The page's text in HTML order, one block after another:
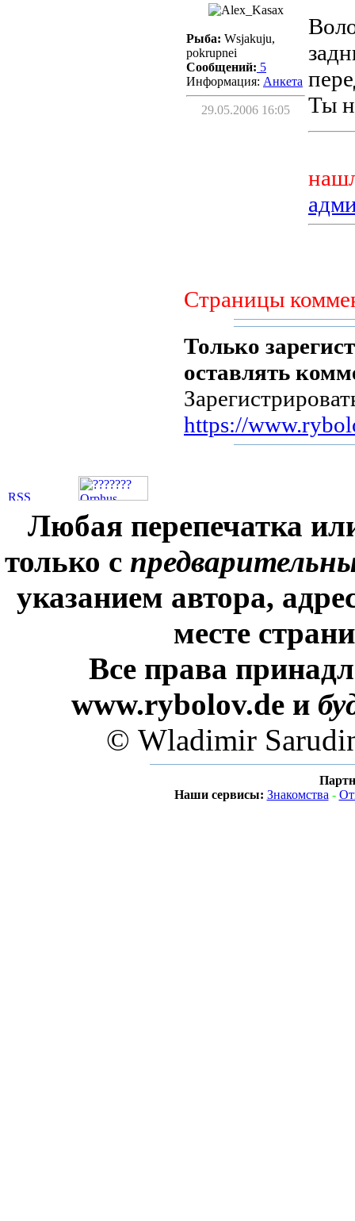
Рыба: Wsjakuju,
pokrupnei
Сообщений: 5
Информация: Aнкета
29.05.2006 16:05
Ты
Страницы
Только
оставлять
https://
Любая перепечатка
только с
указанием автора,
месте
Все права
www.rybolov.de и
© Wladimir
Наши сервисы: Знакомства -